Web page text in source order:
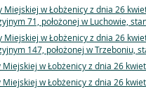
Miejskiej w Łobżenicy z dnia 26
71, położonej w Luchowie,
Miejskiej w Łobżenicy z dnia 26
147, położonej w Trzeboniu,
Miejskiej w Łobżenicy z dnia 26
Miejskiej w Łobżenicy z dnia 26